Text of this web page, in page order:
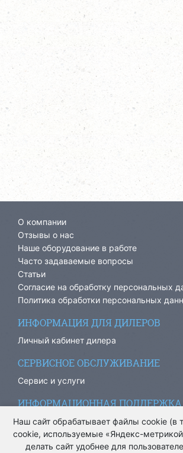
О компании
Отзывы о нас
Наше оборудование в работе
Часто задаваемые вопросы
Статьи
Согласие на обработку персональных
Политика обработки персональных
ИНФОРМАЦИЯ ДЛЯ ДИЛЕРОВ
Личный кабинет дилера
СЕРВИСНОЕ ОБСЛУЖИВАНИЕ
Сервис и услуги
ИНФОРМАЦИОННАЯ ПОДДЕРЖКА
info@ariacom.ru
Наш сайт обрабатывает файлы cookie (в
cookie, используемые «Яндекс-
делать сайт удобнее для